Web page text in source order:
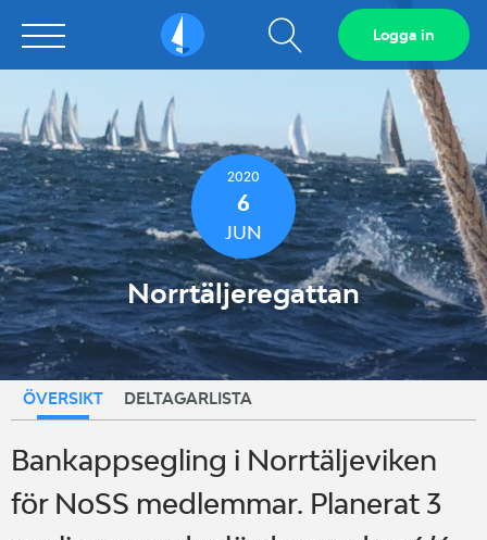
Sailarena Visa
sökfält
Logga in
2020
6
JUN
Norrtäljeregattan
ÖVERSIKT DELTAGARLISTA
Bankappsegling i Norrtäljeviken
för NoSS medlemmar. Planerat 3